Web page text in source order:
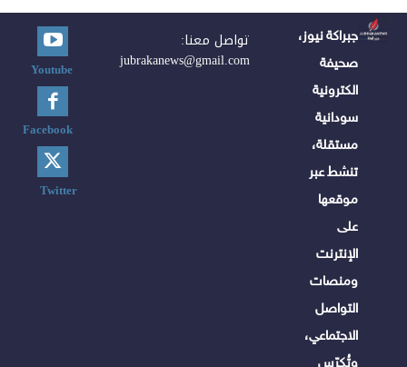
جبراكة نيوز،
صحيفة
الكترونية
سودانية
مستقلة،
تنشط عبر
موقعها
على
الإنترنت
ومنصات
التواصل
الاجتماعي،
وتُكرّس
تواصل معنا:
jubrakanews@gmail.com
Youtube
Facebook
Twitter